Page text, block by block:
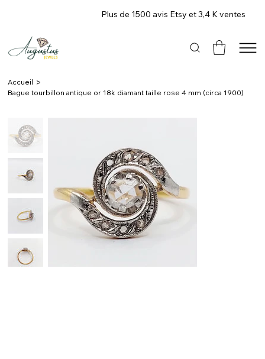
Plus de 1500 avis Etsy et 3,4 K ventes
Accueil >
Bague tourbillon antique or 18k diamant taille rose 4 mm (circa 1900)